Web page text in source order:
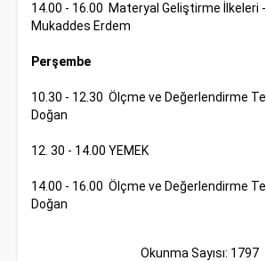
14.00 - 16.00 Materyal Geliştirme İlkeleri -
Mukaddes Erdem
Perşembe
10.30 - 12.30 Ölçme ve Değerlendirme
Doğan
12. 30 - 14.00 YEMEK
14.00 - 16.00 Ölçme ve Değerlendirme
Doğan
Okunma Sayısı: 1797